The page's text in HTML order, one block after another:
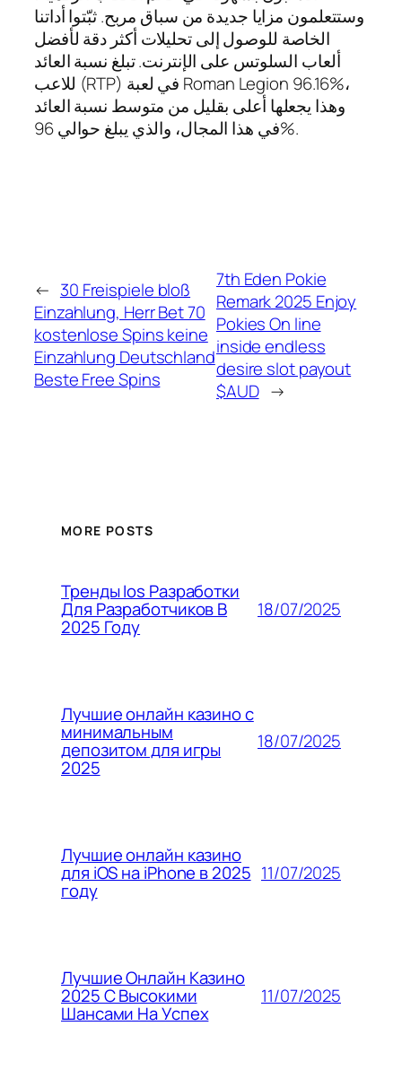
وستتعلمون مزايا جديدة من سباق مربح. ثبّتوا أداتنا
الخاصة للوصول إلى تحليلات أكثر دقة لأفضل
ألعاب السلوتس على الإنترنت. تبلغ نسبة العائد
للاعب (RTP) في لعبة Roman Legion 96.16%،
وهذا يجعلها أعلى بقليل من متوسط ​​نسبة العائد
في هذا المجال، والذي يبلغ حوالي 96%.
← 30 Freispiele bloß
Einzahlung, Herr Bet 70
kostenlose Spins keine
Einzahlung Deutschland
Beste Free Spins
7th Eden Pokie
Remark 2025 Enjoy
Pokies On line
inside endless
desire slot payout
$AUD →
MORE POSTS
Тренды Ios Разработки
Для Разработчиков В
2025 Году
18/07/2025
Лучшие онлайн казино с
минимальным
депозитом для игры
2025
18/07/2025
Лучшие онлайн казино
для iOS на iPhone в 2025
году
11/07/2025
Лучшие Онлайн Казино
2025 С Высокими
Шансами На Успех
11/07/2025